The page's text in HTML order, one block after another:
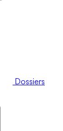
Dossiers